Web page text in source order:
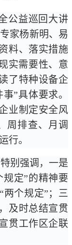
公益巡回大讲
家杨新明、易
料、落实措施
实需要性、意
了特种设备企
”具体要求。
业制定安全风
周排查、月调
行。
别强调，一是
定”的精神要
两个规定”；三
及时总结宣贯
贯工作区企联